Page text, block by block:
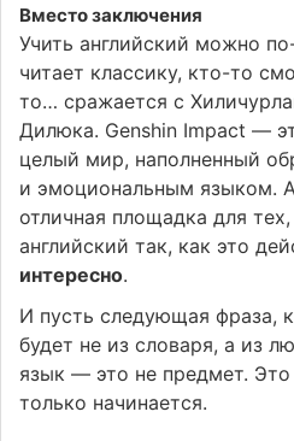
Вместо заключения
Учить английский можно
читает классику, кто-то
то… сражается с
Дилюка. Genshin Impact —
целый мир, наполненный
и эмоциональным языком.
отличная площадка для
английский так, как это
интересно.
И пусть следующая фраза,
будет не из словаря, а из
язык — это не предмет.
только начинается.